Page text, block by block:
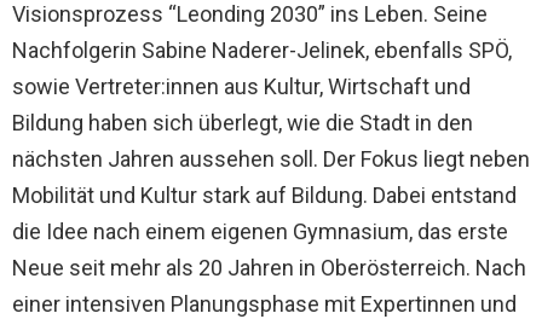
Visionsprozess “Leonding 2030” ins Leben. Seine
Nachfolgerin Sabine Naderer-Jelinek, ebenfalls SPÖ,
sowie Vertreter:innen aus Kultur, Wirtschaft und
Bildung haben sich überlegt, wie die Stadt in den
nächsten Jahren aussehen soll. Der Fokus liegt neben
Mobilität und Kultur stark auf Bildung. Dabei entstand
die Idee nach einem eigenen Gymnasium, das erste
Neue seit mehr als 20 Jahren in Oberösterreich. Nach
einer intensiven Planungsphase mit Expertinnen und